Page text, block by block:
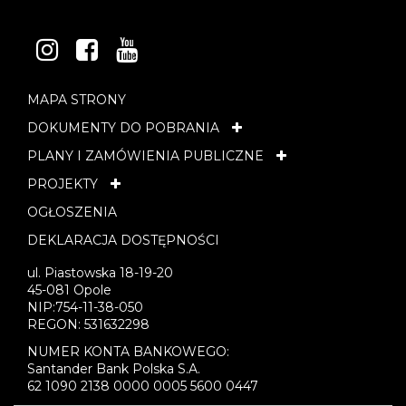
INSTAGRAM
FACEBOOK
YOUTUBE
MAPA STRONY
DOKUMENTY DO POBRANIA
PLANY I ZAMÓWIENIA PUBLICZNE
PROJEKTY
OGŁOSZENIA
DEKLARACJA DOSTĘPNOŚCI
ul. Piastowska 18-19-20
45-081 Opole
NIP:754-11-38-050
REGON: 531632298
NUMER KONTA BANKOWEGO:
Santander Bank Polska S.A.
62 1090 2138 0000 0005 5600 0447